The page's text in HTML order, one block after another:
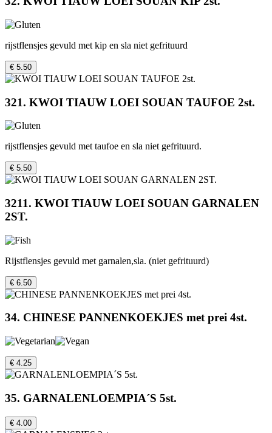
rijstflensjes gevuld met kip en sla niet gefrituurd
€ 5.50
321. KWOI TIAUW LOEI SOUAN TAUFOE 2st.
rijstflensjes gevuld met taufoe en sla niet gefrituurd.
€ 5.50
3211. KWOI TIAUW LOEI SOUAN GARNALEN
2ST.
Rijstflensjes gevuld met garnalen,sla. (niet gefrituurd)
€ 6.50
34. CHINESE PANNENKOEKJES met prei 4st.
€ 4.25
35. GARNALENLOEMPIA´S 5st.
€ 4.00